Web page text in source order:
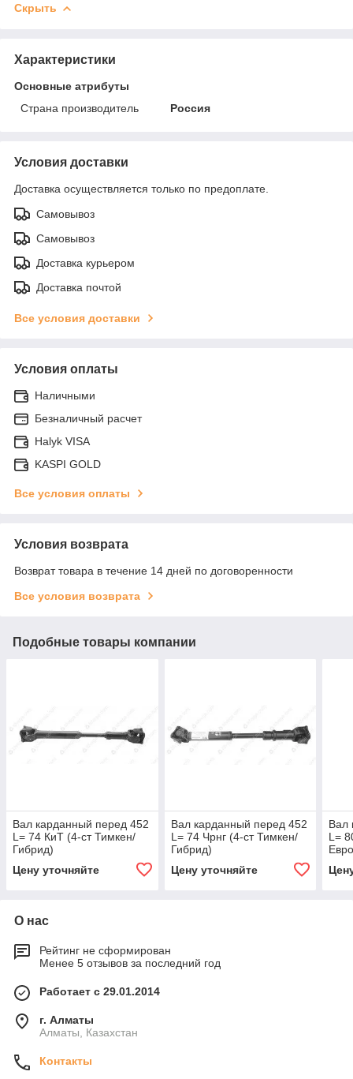
Скрыть
Характеристики
Основные атрибуты
Страна производитель
Россия
Условия доставки
Доставка осуществляется только по предоплате.
Самовывоз
Самовывоз
Доставка курьером
Доставка почтой
Все условия доставки
Условия оплаты
Наличными
Безналичный расчет
Halyk VISA
KASPI GOLD
Все условия оплаты
Условия возврата
Возврат товара в течение 14 дней по договоренности
Все условия возврата
Подобные товары компании
Вал карданный перед 452
L= 74 КиТ (4-ст Тимкен/
Гибрид)
Цену уточняйте
Вал карданный перед 452
L= 74 Чрнг (4-ст Тимкен/
Гибрид)
Цену уточняйте
Вал
L=
О нас
Рейтинг не сформирован
Менее 5 отзывов за последний год
Работает с 29.01.2014
г. Алматы
Алматы, Казахстан
Контакты